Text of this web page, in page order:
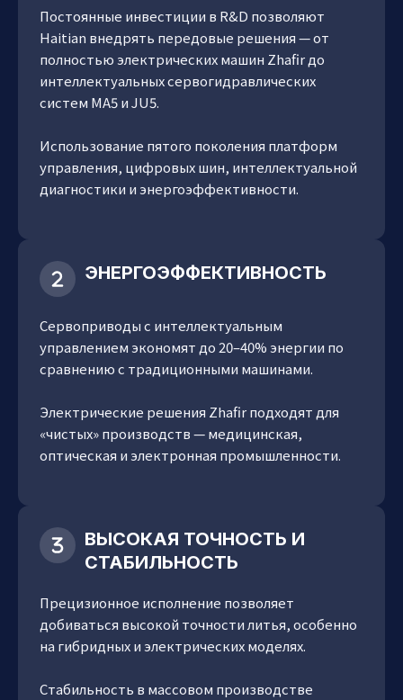
Постоянные инвестиции в R&D позволяют
Haitian внедрять передовые решения — от
полностью электрических машин Zhafir до
интеллектуальных сервогидравлических
систем MA5 и JU5.
Использование пятого поколения платформ
управления, цифровых шин, интеллектуальной
диагностики и энергоэффективности.
ЭНЕРГОЭФФЕКТИВНОСТЬ
Сервоприводы с интеллектуальным
управлением экономят до 20–40% энергии по
сравнению с традиционными машинами.
Электрические решения Zhafir подходят для
«чистых» производств — медицинская,
оптическая и электронная промышленности.
ВЫСОКАЯ ТОЧНОСТЬ И
СТАБИЛЬНОСТЬ
Прецизионное исполнение позволяет
добиваться высокой точности литья, особенно
на гибридных и электрических моделях.
Стабильность в массовом производстве